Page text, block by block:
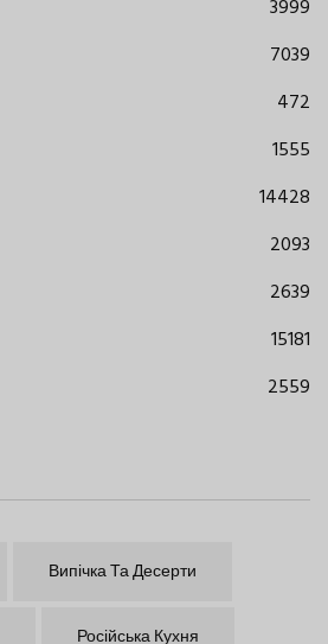
3999
7039
472
1555
14428
2093
2639
15181
2559
Випічка Та Десерти
Російська Кухня